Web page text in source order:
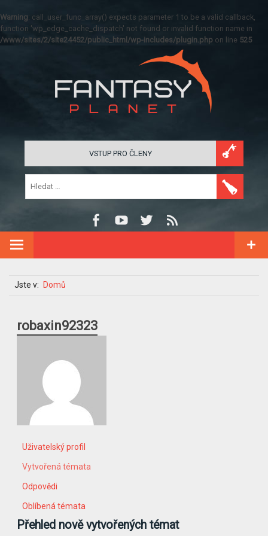
Warning: call_user_func_array() expects parameter 1 to be a valid callback,
function 'wp_edge_cache_dispatch' not found or invalid function name in
/www/sites/2/site24452/public_html/wp-includes/plugin.php on line 525
VSTUP PRO ČLENY
Jste v: Domů
robaxin92323
Uživatelský profil
Vytvořená témata
Odpovědi
Oblíbená témata
Přehled nově vytvořených témat